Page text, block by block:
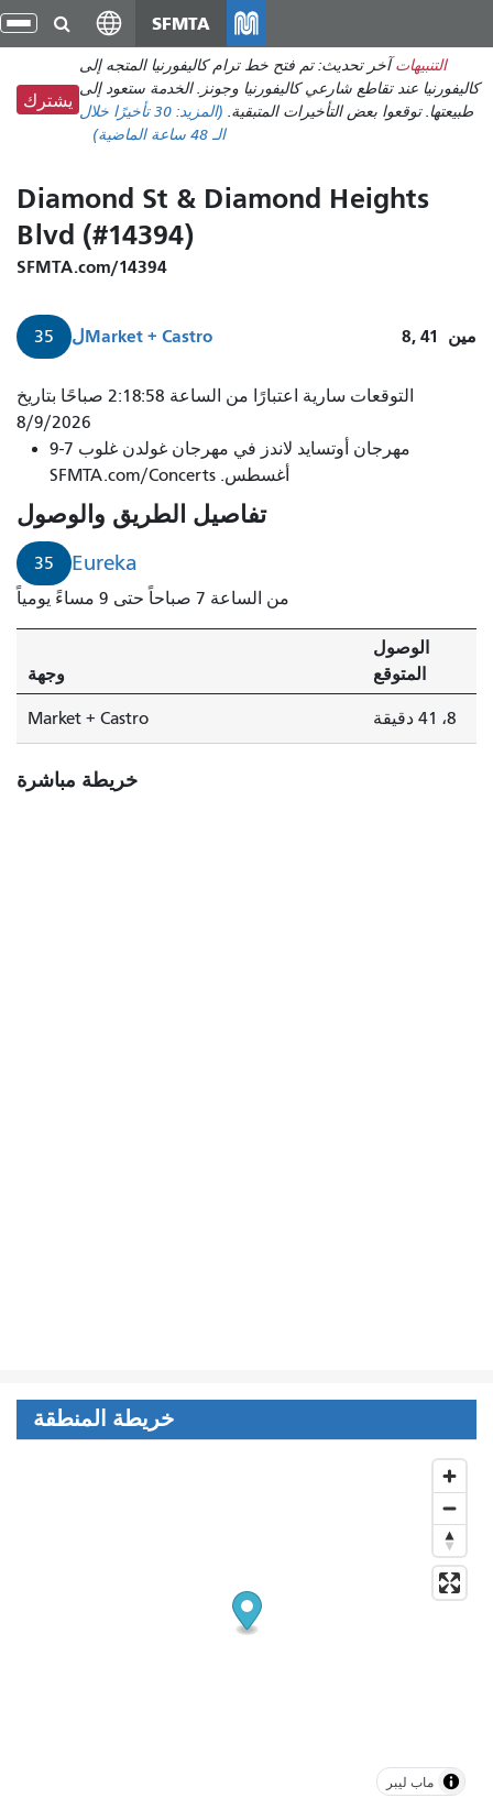
انتقل
إلى
المحتوى
الرئيسي
SFMTA
التنبيهات آخر تحديث: تم فتح خط ترام كاليفورنيا المتجه إلى
كاليفورنيا عند تقاطع شارعي كاليفورنيا وجونز. الخدمة ستعود إلى
طبيعتها. توقعوا بعض التأخيرات المتبقية. (المزيد: 30 تأخيرًا
خلال
الـ 48 ساعة الماضية)
يشترك
Diamond St & Diamond Heights
Blvd (#14394)
SFMTA.com/14394
35 لMarket + Castro 8, 41 مين
التوقعات سارية اعتبارًا من الساعة 2:18:58 صباحًا بتاريخ
8/9/2026
مهرجان أوتسايد لاندز في مهرجان غولدن غلوب 7-9
أغسطس. SFMTA.com/Concerts
تفاصيل الطريق والوصول
35 Eureka
من الساعة 7 صباحاً حتى 9 مساءً يومياً
وجهة
الوصول
المتوقع
Market + Castro 8، 41 دقيقة
خريطة مباشرة
خريطة المنطقة
ماب ليبر